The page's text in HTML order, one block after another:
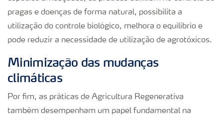
pragas e doenças de forma natural, possibilita a
utilização do controle biológico, melhora o equilíbrio e
pode reduzir a necessidade de utilização de agrotóxicos.
Minimização das mudanças
climáticas
Por fim, as práticas de Agricultura Regenerativa
também desempenham um papel fundamental na